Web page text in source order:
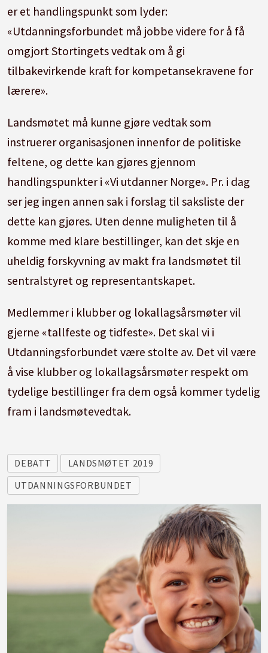
er et handlingspunkt som lyder:
«Utdanningsforbundet må jobbe videre for å få
omgjort Stortingets vedtak om å gi
tilbakevirkende kraft for kompetansekravene for
lærere».
Landsmøtet må kunne gjøre vedtak som
instruerer organisasjonen innenfor de politiske
feltene, og dette kan gjøres gjennom
handlingspunkter i «Vi utdanner Norge». Pr. i dag
ser jeg ingen annen sak i forslag til saksliste der
dette kan gjøres. Uten denne muligheten til å
komme med klare bestillinger, kan det skje en
uheldig forskyvning av makt fra landsmøtet til
sentralstyret og representantskapet.
Medlemmer i klubber og lokallagsårsmøter vil
gjerne «tallfeste og tidfeste». Det skal vi i
Utdanningsforbundet være stolte av. Det vil være
å vise klubber og lokallagsårsmøter respekt om
tydelige bestillinger fra dem også kommer tydelig
fram i landsmøtevedtak.
DEBATT
LANDSMØTET 2019
UTDANNINGSFORBUNDET